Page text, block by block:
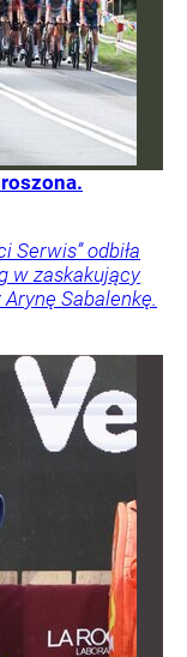
Serwis” odbiła
w zaskakujący
Sabalenkę.